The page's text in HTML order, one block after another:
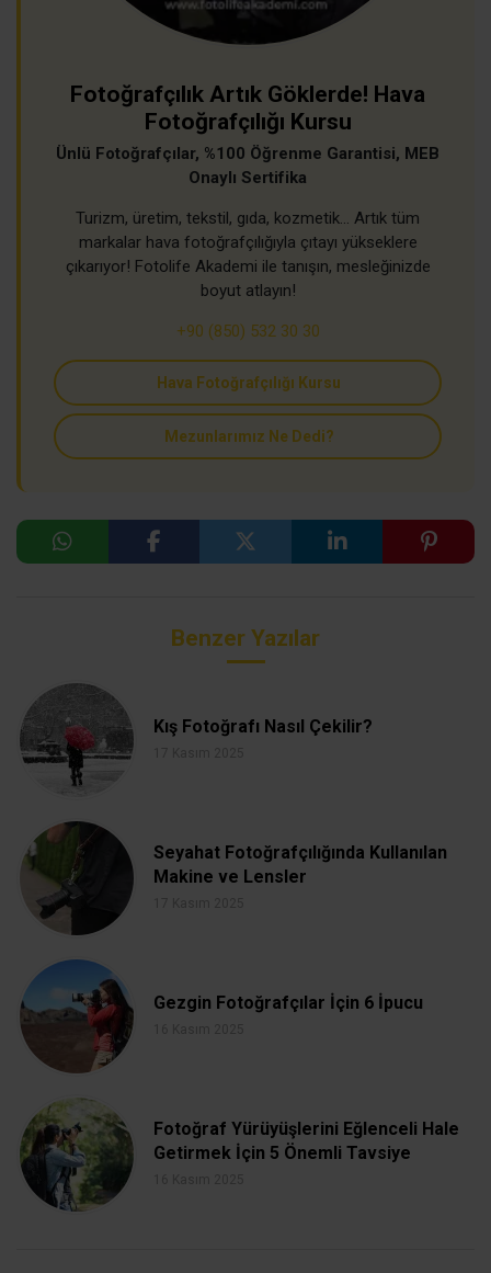
Fotoğrafçılık Artık Göklerde! Hava
Fotoğrafçılığı Kursu
Ünlü Fotoğrafçılar, %100 Öğrenme Garantisi, MEB
Onaylı Sertifika
Turizm, üretim, tekstil, gıda, kozmetik… Artık tüm
markalar hava fotoğrafçılığıyla çıtayı yükseklere
çıkarıyor! Fotolife Akademi ile tanışın, mesleğinizde
boyut atlayın!
+90 (850) 532 30 30
Hava Fotoğrafçılığı Kursu
Mezunlarımız Ne Dedi?
Benzer Yazılar
Kış Fotoğrafı Nasıl Çekilir?
Seyahat Fotoğrafçılığında Kullanılan
Makine ve Lensler
Gezgin Fotoğrafçılar İçin 6 İpucu
Fotoğraf Yürüyüşlerini Eğlenceli Hale
Getirmek İçin 5 Önemli Tavsiye